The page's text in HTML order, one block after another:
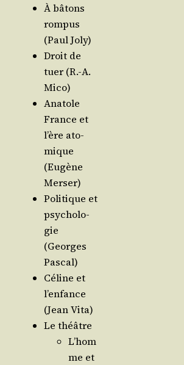
À bâtons
rom­pus
(Paul Joly)
Droit de
tuer (R.-A.
Mico)
Ana­tole
France et
l’ère ato­
mique
(Eugène
Merser)
Poli­tique et
psy­cho­lo­
gie
(Georges
Pascal)
Céline et
l’en­fance
(Jean Vita)
Le théâtre
L’hom
me et